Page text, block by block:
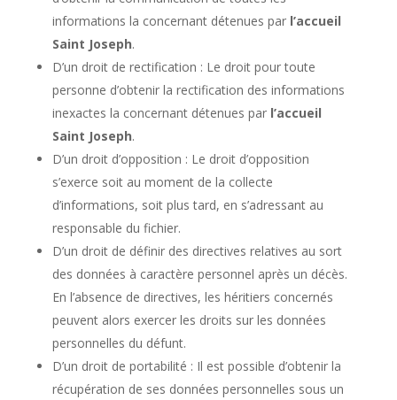
informations la concernant détenues par l’accueil
Saint Joseph.
D’un droit de rectification : Le droit pour toute
personne d’obtenir la rectification des informations
inexactes la concernant détenues par l’accueil
Saint Joseph.
D’un droit d’opposition : Le droit d’opposition
s’exerce soit au moment de la collecte
d’informations, soit plus tard, en s’adressant au
responsable du fichier.
D’un droit de définir des directives relatives au sort
des données à caractère personnel après un décès.
En l’absence de directives, les héritiers concernés
peuvent alors exercer les droits sur les données
personnelles du défunt.
D’un droit de portabilité : Il est possible d’obtenir la
récupération de ses données personnelles sous un